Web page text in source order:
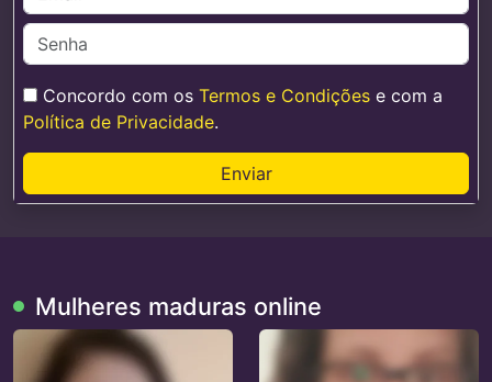
Concordo com os Termos e Condições e com a
Política de Privacidade.
Enviar
Mulheres maduras online